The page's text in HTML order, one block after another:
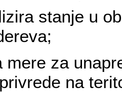
stanje u
mere za
na